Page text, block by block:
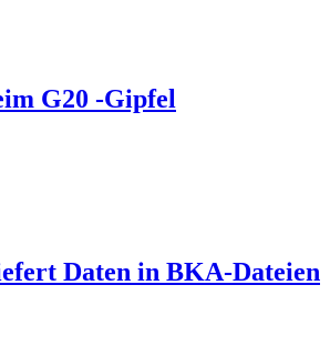
G20 -Gipfel
Daten in BKA-Dateien